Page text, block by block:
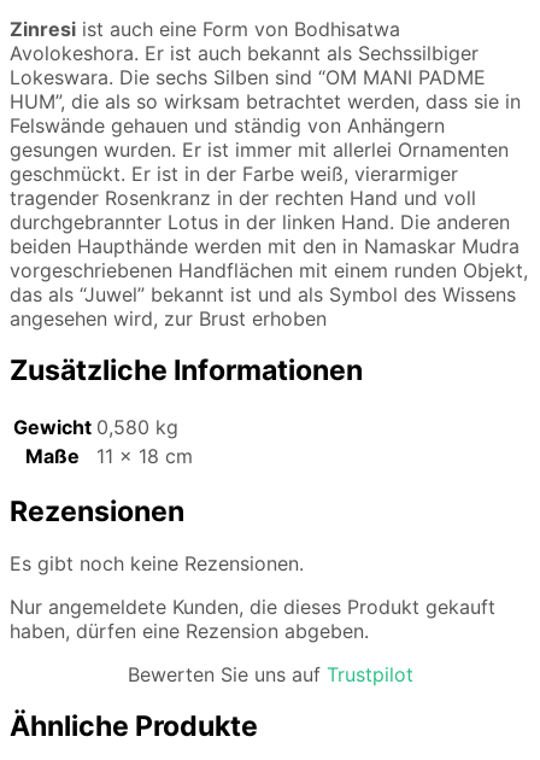
Zinresi ist auch eine Form von Bodhisatwa
Avolokeshora. Er ist auch bekannt als Sechssilbiger
Lokeswara. Die sechs Silben sind “OM MANI PADME
HUM”, die als so wirksam betrachtet werden, dass sie in
Felswände gehauen und ständig von Anhängern
gesungen wurden. Er ist immer mit allerlei Ornamenten
geschmückt. Er ist in der Farbe weiß, vierarmiger
tragender Rosenkranz in der rechten Hand und voll
durchgebrannter Lotus in der linken Hand. Die anderen
beiden Haupthände werden mit den in Namaskar Mudra
vorgeschriebenen Handflächen mit einem runden Objekt,
das als “Juwel” bekannt ist und als Symbol des Wissens
angesehen wird, zur Brust erhoben
Zusätzliche Informationen
Gewicht 0,580 kg
Maße
11 × 18 cm
Rezensionen
Es gibt noch keine Rezensionen.
Nur angemeldete Kunden, die dieses Produkt gekauft
haben, dürfen eine Rezension abgeben.
Bewerten Sie uns auf Trustpilot
Ähnliche Produkte